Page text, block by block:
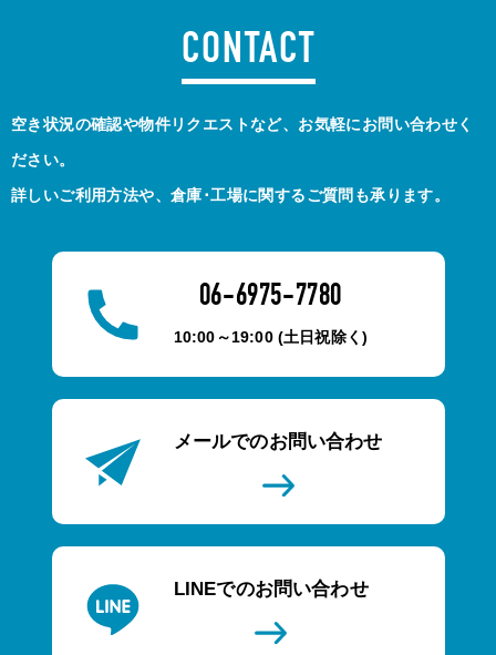
CONTACT
空き状況の確認や物件リクエストなど、お気軽にお問い合わせく
ださい。
詳しいご利用方法や、倉庫･工場に関するご質問も承ります。
06-6975-7780
10:00～19:00 (土日祝除く)
メールでのお問い合わせ
LINEでのお問い合わせ